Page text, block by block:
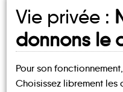
Vie privée :
donnons le
Pour son
Choisissez librement les